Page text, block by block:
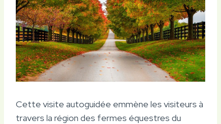
Cette visite autoguidée emmène les visiteurs à
travers la région des fermes équestres du